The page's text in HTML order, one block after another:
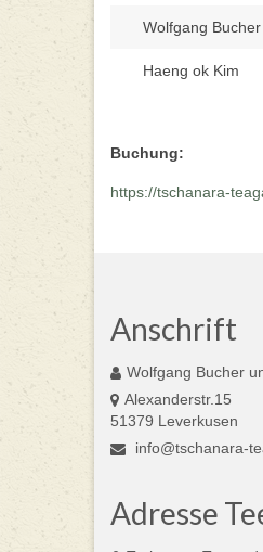
Wolfgang Bucher
Haeng ok Kim
Buchung:
https://tschanara-
Anschrift
Wolfgang Bucher
Alexanderstr.15
51379 Leverkusen
info@tschanara-
Adresse